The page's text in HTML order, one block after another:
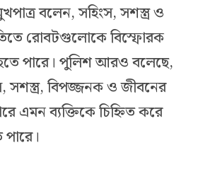
বলেন, সহিংস, সশস্ত্র ও
রোবটগুলোকে বিস্ফোরক
পারে। পুলিশ আরও বলেছে,
বিপজ্জনক ও জীবনের
এমন ব্যক্তিকে চিহ্নিত করে